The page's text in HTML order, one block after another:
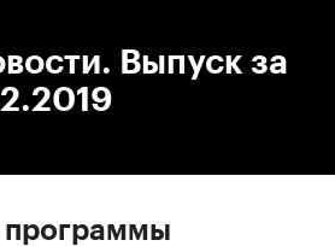
Выпуск за
программы